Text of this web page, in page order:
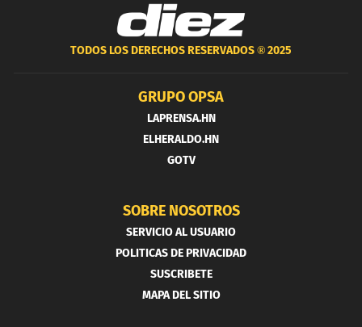
TODOS LOS DERECHOS RESERVADOS ®2025
GRUPO OPSA
LAPRENSA.HN
ELHERALDO.HN
GOTV
SOBRE NOSOTROS
SERVICIO AL USUARIO
POLITICAS DE PRIVACIDAD
SUSCRIBETE
MAPA DEL SITIO